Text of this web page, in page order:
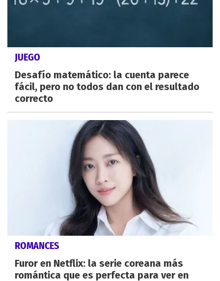
JUEGO
Desafío matemático: la cuenta parece
fácil, pero no todos dan con el resultado
correcto
ROMANCES
Furor en Netflix: la serie coreana más
romántica que es perfecta para ver en